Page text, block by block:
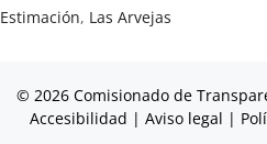
Estimación, Las Arvejas
© 2026 Comisionado de
Accesibilidad | Aviso legal |